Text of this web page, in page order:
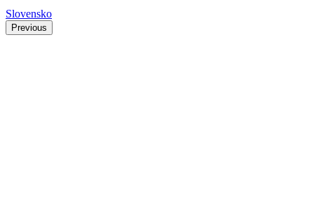
Slovensko
Previous